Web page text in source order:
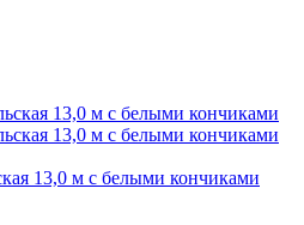
13,0 м с белыми кончиками